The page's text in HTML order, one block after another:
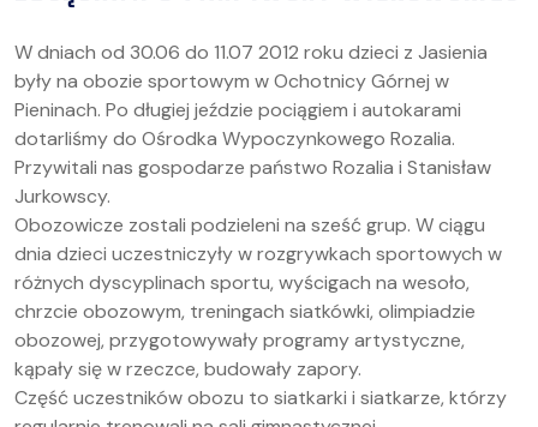
W dniach od 30.06 do 11.07 2012 roku dzieci z Jasienia
były na obozie sportowym w Ochotnicy Górnej w
Pieninach. Po długiej jeździe pociągiem i autokarami
dotarliśmy do Ośrodka Wypoczynkowego Rozalia.
Przywitali nas gospodarze państwo Rozalia i Stanisław
Jurkowscy.
Obozowicze zostali podzieleni na sześć grup. W ciągu
dnia dzieci uczestniczyły w rozgrywkach sportowych w
różnych dyscyplinach sportu, wyścigach na wesoło,
chrzcie obozowym, treningach siatkówki, olimpiadzie
obozowej, przygotowywały programy artystyczne,
kąpały się w rzeczce, budowały zapory.
Część uczestników obozu to siatkarki i siatkarze, którzy